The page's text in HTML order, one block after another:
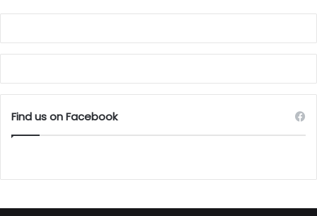
Find us on Facebook